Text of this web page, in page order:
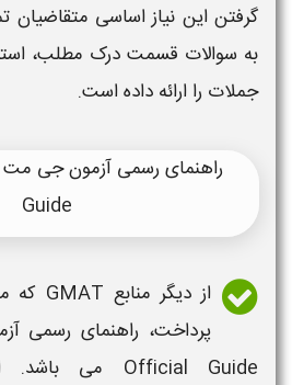
گرفتن این نیاز اساسی
به سوالات قسمت درک مطلب،
جملات را ارائه داده است.
Guide
از دیگر منابع GMAT که
پرداخت، راهنمای رسمی
Official Guide می باشد.